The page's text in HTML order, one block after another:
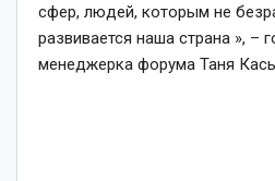
сфер, людей, которым не
развивается наша страна », –
менеджерка форума Таня